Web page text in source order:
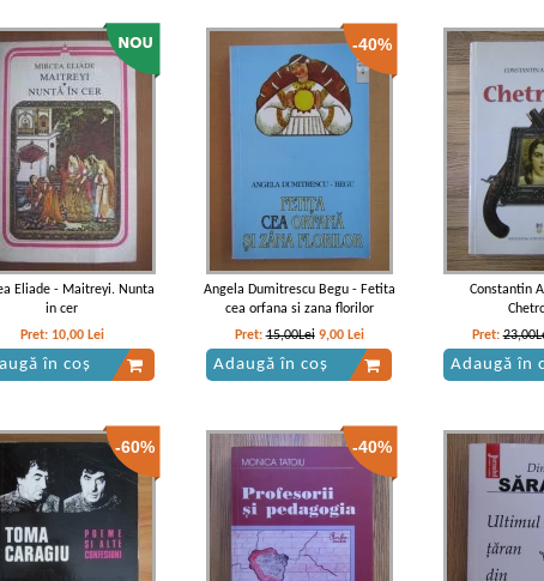
Tudoran - Ultima poveste
Eliade - Maitreyi. Nunta
in cer
Pret: 10,00 Lei
în coș
-40%
Angela Dumitrescu Begu - Fetita
cea orfana si zana florilor
Pret:15,00Lei 9,00 Lei
Adaugă în coș
Constantin
Pret:
Adaugă în
-60% -40%